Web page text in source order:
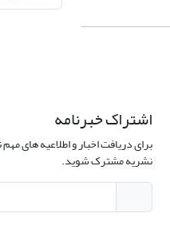
اشتراک خبرنامه
برای دریافت اخبار و اطلاعیه های
نشریه مشترک شوید.